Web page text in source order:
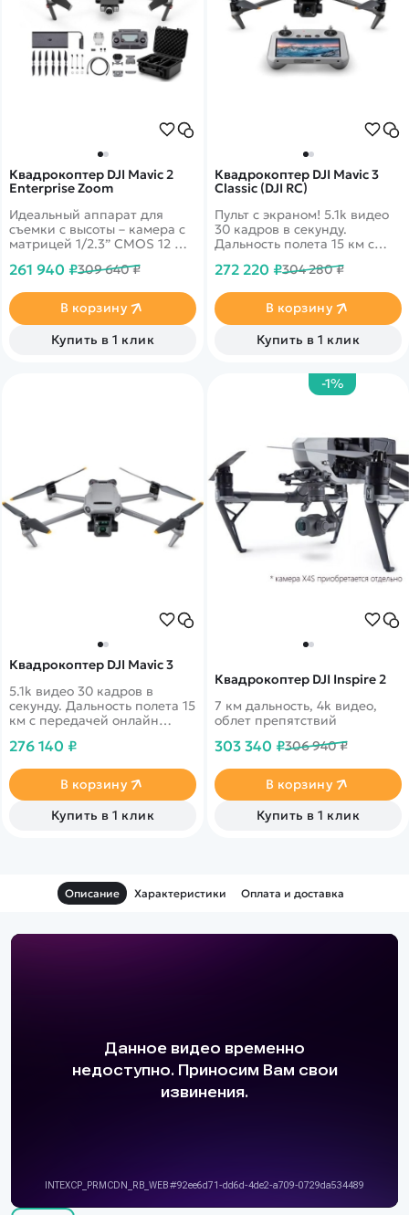
Квадрокоптер DJI Mavic 2
Enterprise Zoom
Идеальный аппарат для
съемки с высоты – камера с
матрицей 1/2.3” CMOS 12 Мп
сверхвысокого разрешения
Дальность до 8 км. Полет 31
минуту.
261 940 ₽309 640 ₽
В корзину
Купить в 1 клик
Квадрокоптер DJI Mavic 3
Classic (DJI RC)
Пульт с экраном! 5.1k видео
30 кадров в секунду.
Дальность полета 15 км с
1080p. 46 минут в полете.
препятствий по всем
направлениям
272 220 ₽304 280 ₽
В корзину
Купить в 1 клик
Квадрокоптер DJI Mavic 3
5.1k видео 30 кадров в
секунду. Дальность полета 15
км с передачей онлайн
полете. Датчики облета
направлениям
276 140 ₽
В корзину
Купить в 1 клик
-1%
Квадрокоптер DJI Inspire 2
7 км дальность, 4k видео,
облет препятствий
303 340 ₽306 940 ₽
В корзину
Купить в 1 клик
Описание Характеристики Оплата и доставка